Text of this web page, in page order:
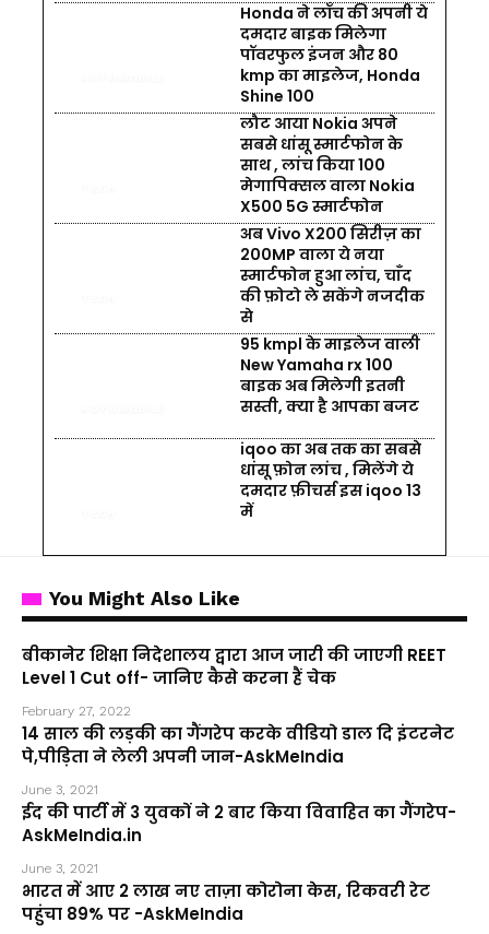
Honda ने लॉंच की अपनी ये
दमदार बाइक मिलेगा
पॉवरफुल इंजन और 80
kmp का माइलेज, Honda
Shine 100
लौट आया Nokia अपने
सबसे धांसू स्मार्टफोन के
साथ , लांच किया 100
मेगापिक्सल वाला Nokia
X500 5G स्मार्टफोन
अब Vivo X200 सिरीज़ का
200MP वाला ये नया
स्मार्टफोन हुआ लांच, चाँद
की फ़ोटो ले सकेंगे नजदीक
से
95 kmpl के माइलेज वाली
New Yamaha rx 100
बाइक अब मिलेगी इतनी
सस्ती, क्या है आपका बजट
iqoo का अब तक का सबसे
धांसू फ़ोन लांच , मिलेंगे ये
दमदार फ़ीचर्स इस iqoo 13
में
You Might Also Like
बीकानेर शिक्षा निदेशालय द्वारा आज जारी की जाएगी REET
Level 1 Cut off- जानिए कैसे करना हैं चेक
February 27, 2022
14 साल की लड़की का गैंगरेप करके वीडियो डाल दि इंटरनेट
पे,पीड़िता ने लेली अपनी जान-AskMeIndia
June 3, 2021
ईद की पार्टी में 3 युवकों ने 2 बार किया विवाहित का गैंगरेप-
AskMeIndia.in
June 3, 2021
भारत में आए 2 लाख नए ताज़ा कोरोना केस, रिकवरी रेट
पहुंचा 89% पर -AskMeIndia